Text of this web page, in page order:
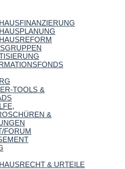
TOOLS &
&
FORUM
& URTEILE